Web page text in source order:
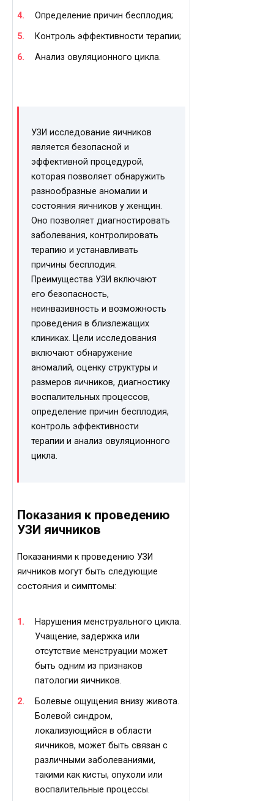
Определение причин бесплодия;
Контроль эффективности терапии;
Анализ овуляционного цикла.
УЗИ исследование яичников
является безопасной и
эффективной процедурой,
которая позволяет обнаружить
разнообразные аномалии и
состояния яичников у женщин.
Оно позволяет диагностировать
заболевания, контролировать
терапию и устанавливать
причины бесплодия.
Преимущества УЗИ включают
его безопасность,
неинвазивность и возможность
проведения в близлежащих
клиниках. Цели исследования
включают обнаружение
аномалий, оценку структуры и
размеров яичников, диагностику
воспалительных процессов,
определение причин бесплодия,
контроль эффективности
терапии и анализ овуляционного
цикла.
Показания к проведению
УЗИ яичников
Показаниями к проведению УЗИ
яичников могут быть следующие
состояния и симптомы:
Нарушения менструального цикла.
Учащение, задержка или
отсутствие менструации может
быть одним из признаков
патологии яичников.
Болевые ощущения внизу живота.
Болевой синдром,
локализующийся в области
яичников, может быть связан с
различными заболеваниями,
такими как кисты, опухоли или
воспалительные процессы.